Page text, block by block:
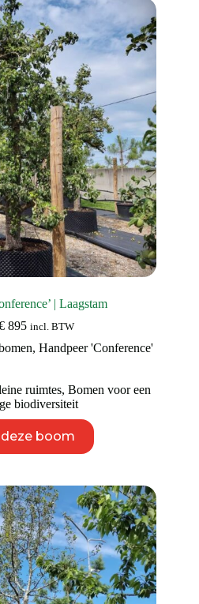
Deze
optie
kan
gekozen
worden
op
de
productpagina
| Laagstam
895Prijsklasse:
tot
incl. BTW
,Handpeer 'Conference'
ruimtes,Bomen voor een
biodiversiteit
boom
product
heeft
Deze
optie
kan
gekozen
worden
op
de
productpagina